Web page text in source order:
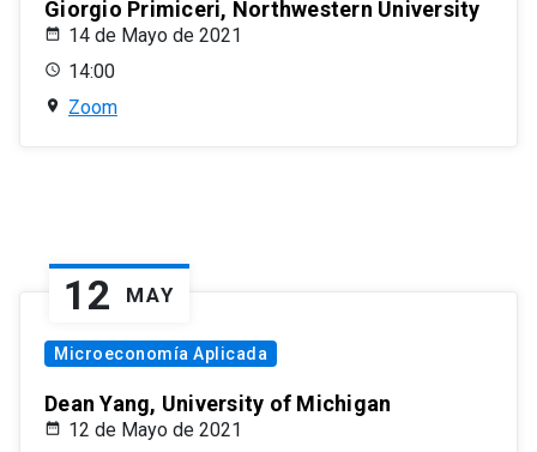
Giorgio Primiceri, Northwestern University
14 de Mayo de 2021
14:00
Zoom
12 MAY
Microeconomía Aplicada
Dean Yang, University of Michigan
12 de Mayo de 2021